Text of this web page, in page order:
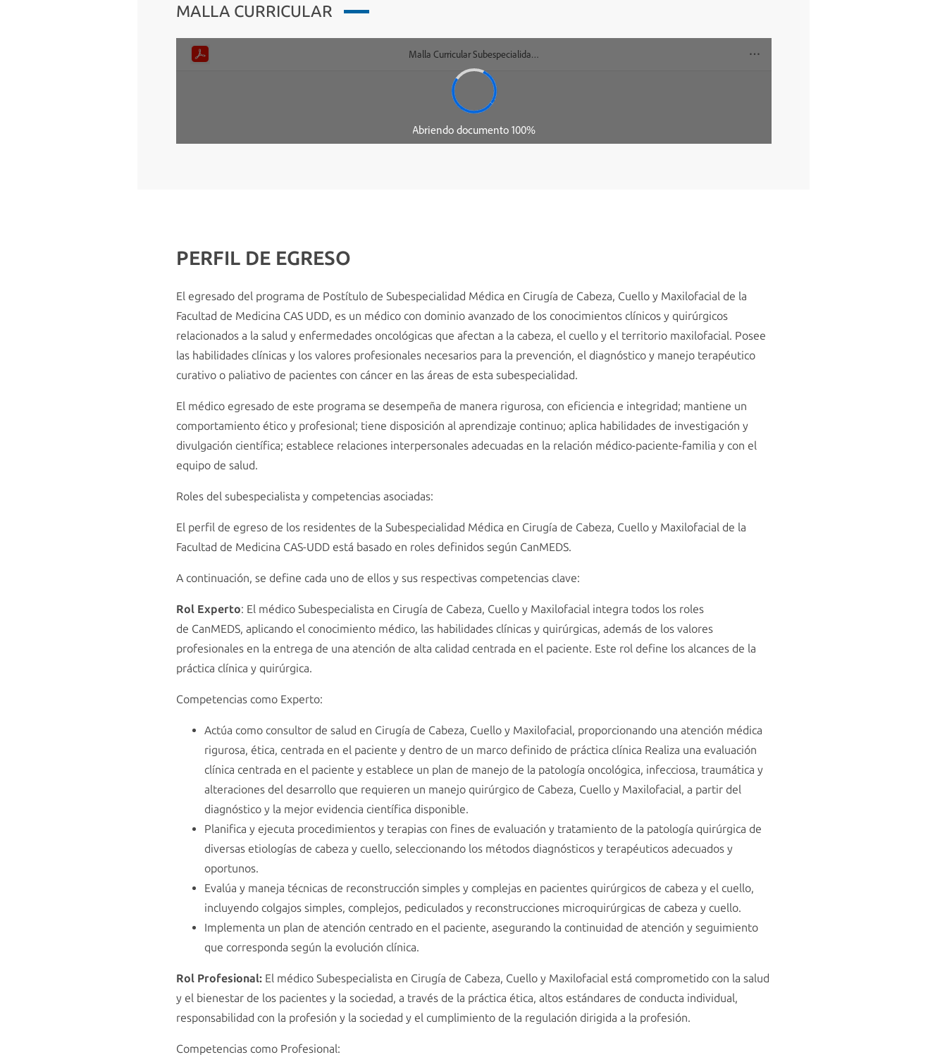
MALLA CURRICULAR
PERFIL DE EGRESO
El egresado del programa de Postítulo de Subespecialidad Médica en Cirugía de Cabeza, Cuello y Maxilofacial de la
Facultad de Medicina CAS UDD, es un médico con dominio avanzado de los conocimientos clínicos y quirúrgicos
relacionados a la salud y enfermedades oncológicas que afectan a la cabeza, el cuello y el territorio maxilofacial. Posee
las habilidades clínicas y los valores profesionales necesarios para la prevención, el diagnóstico y manejo terapéutico
curativo o paliativo de pacientes con cáncer en las áreas de esta subespecialidad.
El médico egresado de este programa se desempeña de manera rigurosa, con eficiencia e integridad; mantiene un
comportamiento ético y profesional; tiene disposición al aprendizaje continuo; aplica habilidades de investigación y
divulgación científica; establece relaciones interpersonales adecuadas en la relación médico-paciente-familia y con el
equipo de salud.
Roles del subespecialista y competencias asociadas:
El perfil de egreso de los residentes de la Subespecialidad Médica en Cirugía de Cabeza, Cuello y Maxilofacial de la
Facultad de Medicina CAS-UDD está basado en roles definidos según CanMEDS.
A continuación, se define cada uno de ellos y sus respectivas competencias clave:
Rol Experto: El médico Subespecialista en Cirugía de Cabeza, Cuello y Maxilofacial integra todos los roles
de CanMEDS, aplicando el conocimiento médico, las habilidades clínicas y quirúrgicas, además de los valores
profesionales en la entrega de una atención de alta calidad centrada en el paciente. Este rol define los alcances de la
práctica clínica y quirúrgica.
Competencias como Experto:
Actúa como consultor de salud en Cirugía de Cabeza, Cuello y Maxilofacial, proporcionando una atención médica
rigurosa, ética, centrada en el paciente y dentro de un marco definido de práctica clínica Realiza una evaluación
clínica centrada en el paciente y establece un plan de manejo de la patología oncológica, infecciosa, traumática y
alteraciones del desarrollo que requieren un manejo quirúrgico de Cabeza, Cuello y Maxilofacial, a partir del
diagnóstico y la mejor evidencia científica disponible.
Planifica y ejecuta procedimientos y terapias con fines de evaluación y tratamiento de la patología quirúrgica de
diversas etiologías de cabeza y cuello, seleccionando los métodos diagnósticos y terapéuticos adecuados y
oportunos.
Evalúa y maneja técnicas de reconstrucción simples y complejas en pacientes quirúrgicos de cabeza y el cuello,
incluyendo colgajos simples, complejos, pediculados y reconstrucciones microquirúrgicas de cabeza y cuello.
Implementa un plan de atención centrado en el paciente, asegurando la continuidad de atención y seguimiento
que corresponda según la evolución clínica.
Rol Profesional:El médico Subespecialista en Cirugía de Cabeza, Cuello y Maxilofacial está comprometido con la salud
y el bienestar de los pacientes y la sociedad, a través de la práctica ética, altos estándares de conducta individual,
responsabilidad con la profesión y la sociedad y el cumplimiento de la regulación dirigida a la profesión.
Competencias como Profesional: